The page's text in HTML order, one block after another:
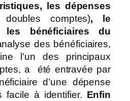
les dépenses
comptes), le
les bénéficiaires du
des bénéficiaires,
l’un des principaux
a été entravée par
d’une dépense
facile à identifier. Enfin